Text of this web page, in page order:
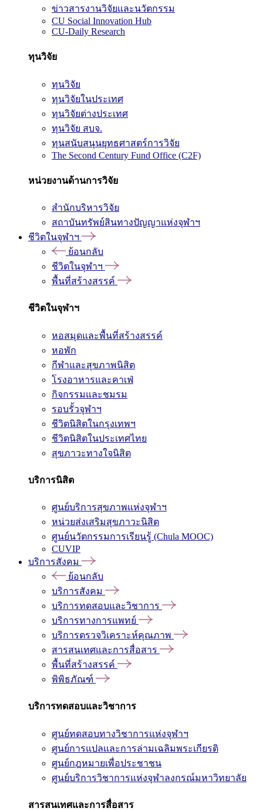
ข่าวสารงานวิจัยและนวัตกรรม
CU Social Innovation Hub
CU-Daily Research
ทุนวิจัย
ทุนวิจัย
ทุนวิจัยในประเทศ
ทุนวิจัยต่างประเทศ
ทุนวิจัย สบจ.
ทุนสนับสนุนยุทธศาสตร์การวิจัย
The Second Century Fund Office (C2F)
หน่วยงานด้านการวิจัย
สำนักบริหารวิจัย
สถาบันทรัพย์สินทางปัญญาแห่งจุฬาฯ
ชีวิตในจุฬาฯ
ย้อนกลับ
ชีวิตในจุฬาฯ
พื้นที่สร้างสรรค์
ชีวิตในจุฬาฯ
หอสมุดและพื้นที่สร้างสรรค์
หอพัก
กีฬาและสุขภาพนิสิต
โรงอาหารและคาเฟ่
กิจกรรมและชมรม
รอบรั้วจุฬาฯ
ชีวิตนิสิตในกรุงเทพฯ
ชีวิตนิสิตในประเทศไทย
สุขภาวะทางใจนิสิต
บริการนิสิต
ศูนย์บริการสุขภาพแห่งจุฬาฯ
หน่วยส่งเสริมสุขภาวะนิสิต
ศูนย์นวัตกรรมการเรียนรู้ (Chula MOOC)
CUVIP
บริการสังคม
ย้อนกลับ
บริการสังคม
บริการทดสอบและวิชาการ
บริการทางการแพทย์
บริการตรวจวิเคราะห์คุณภาพ
สารสนเทศและการสื่อสาร
พื้นที่สร้างสรรค์
พิพิธภัณฑ์
บริการทดสอบและวิชาการ
ศูนย์ทดสอบทางวิชาการแห่งจุฬาฯ
ศูนย์การแปลและการล่ามเฉลิมพระเกียรติ
ศูนย์กฎหมายเพื่อประชาชน
ศูนย์บริการวิชาการแห่งจุฬาลงกรณ์มหาวิทยาลัย
สารสนเทศและการสื่อสาร